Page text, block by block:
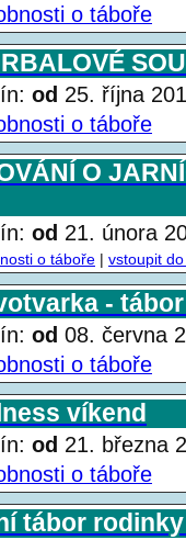
o táboře
od 25. října
o táboře
O
od 21. února
o táboře | vstoupit
-
od 08. června
o táboře
víkend
od 21.
o táboře
tábor